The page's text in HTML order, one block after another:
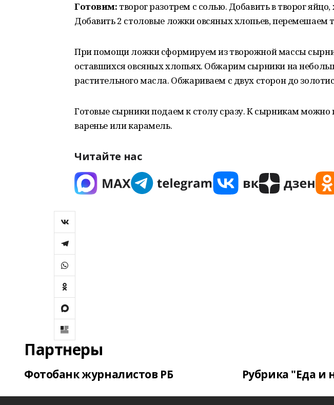
Готовим: творог разотрем с солью. Добавить в творог
Добавить 2 столовые ложки овсяных хлопьев, перемешаем
При помощи ложки сформируем из творожной массы
оставшихся овсяных хлопьях. Обжарим сырники на
растительного масла. Обжариваем с двух сторон до
Готовые сырники подаем к столу сразу. К сырникам
варенье или карамель.
Читайте нас
Партнеры
Фотобанк журналистов РБ Рубрика "Еда и